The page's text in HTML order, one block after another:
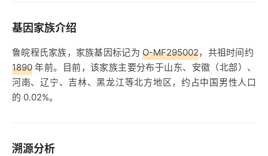
基因家族介绍
鲁皖程氏家族，家族基因标记为O-MF295002，共祖时间约
1890 年前。目前，该家族主要分布于山东、安徽（北部）、
河南、辽宁、吉林、黑龙江等北方地区，约占中国男性人口
的 0.02%。
溯源分析